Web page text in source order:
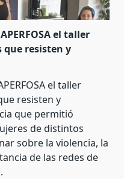
el taller
que resisten y
el taller
resisten y
que permitió
de distintos
sobre la violencia, la
de las redes de